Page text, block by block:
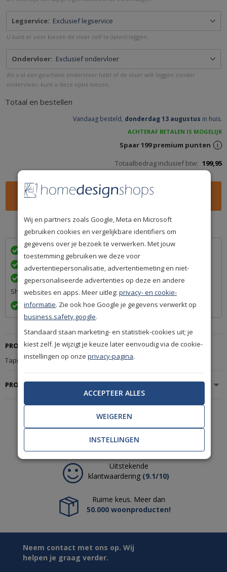
Legservice: Exclusief legservice
U kunt er voor kiezen de vloer zelf te (laten) leggen.
Ondervloer: Exclusief ondervloer
Als u al een geschikte ondervloer hebt of de vloer wilt leggen zonder
ondervloer, kunt u deze optie kiezen.
Totaal en bestellen
Vandaag besteld, donderdag 13 augustus in huis.
ACHTERAF BETALEN IS MOGELIJK
Spaar199premium punten i
Totaalbedrag inclusief btw: 199,95
Wij bezorgen in
Achteraf betalen na levering is mogelijk
Een betrouwbare levering door ons lidmaatschap van Q-
Shops
Exact volgens afspraak en met Track & Trace informatie
PRODUCTBESCHRIJVING
Tapijt Bonaparte Vincent 250 Bakkeliet
PRODUCTSPECIFICATIES
uit de woonbranche.
Uitstekende
klantwaardering (9.1/10)
Ruime keus. Meer dan
50.000 woonproducten!
Neem contact met ons op. Wij
helpen je graag verder.
Wij en partners zoals Google, Meta en Microsoft
gebruiken cookies en vergelijkbare identifiers om
gegevens over je bezoek te verwerken. Met jouw
toestemming gebruiken we deze voor
advertentiepersonalisatie, advertentiemeting en niet-
gepersonaliseerde advertenties op deze en andere
websites en apps. Meer uitleg:privacy- en cookie-
informatie. Zie ook hoe Google je gegevens verwerkt op
business.safety.google.
Standaard staan marketing- en statistiek-cookies uit; je
kiest zelf. Je wijzigt je keuze later eenvoudig via de cookie-
instellingen op onzeprivacy-pagina.
ACCEPTEER ALLES
WEIGEREN
INSTELLINGEN